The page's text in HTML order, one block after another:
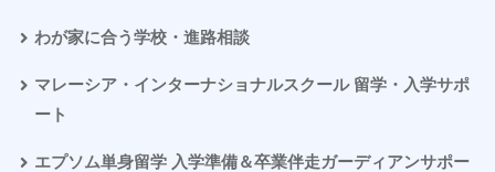
わが家に合う学校・進路相談
マレーシア・インターナショナルスクール 留学・入学サポ
ート
エプソム単身留学 入学準備＆卒業伴走ガーディアンサポー